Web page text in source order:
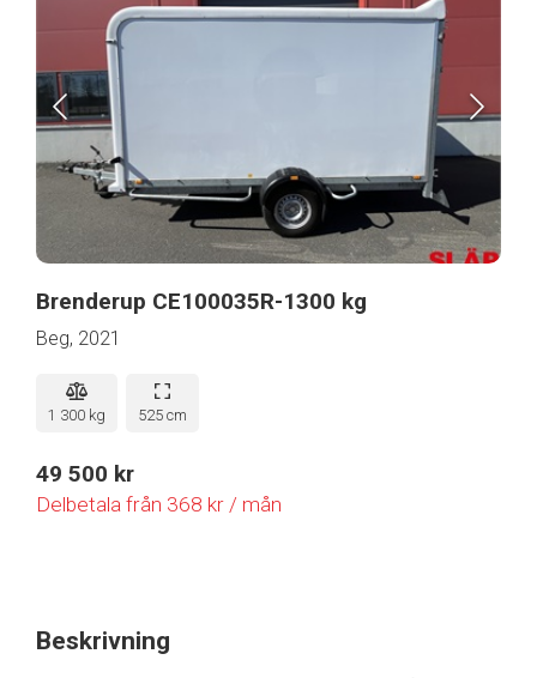
Brenderup CE100035R-1300 kg
Beg, 2021
1 300 kg 525 cm
49 500 kr
Delbetala från 368 kr / mån
Beskrivning